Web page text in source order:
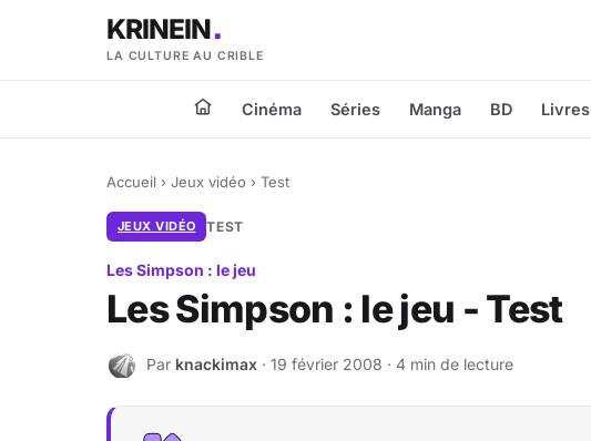
KRINEIN
LA CULTURE AU CRIBLE
Cinéma Séries Manga BD Livres
Accueil › Jeux vidéo › Test
JEUX VIDÉO TEST
Les Simpson : le jeu
Les Simpson : le jeu - Test
K Par knackimax · 19 février 2008 · 4 min de lecture